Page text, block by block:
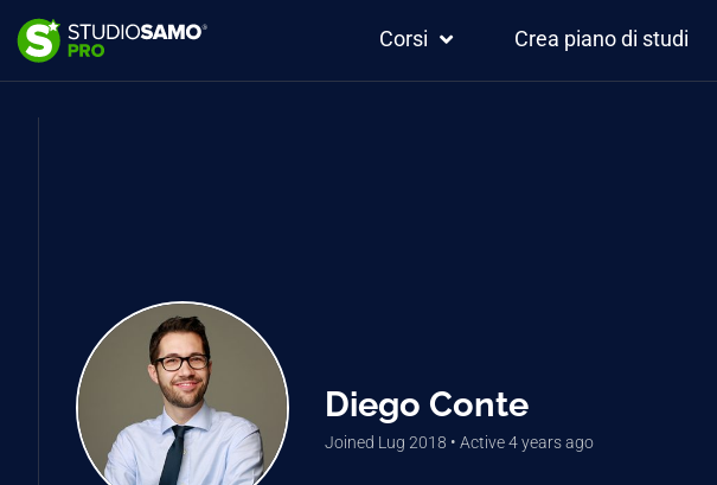
Corsi Crea piano di studi
Diego Conte
Joined Lug 2018 • Active 4 years ago